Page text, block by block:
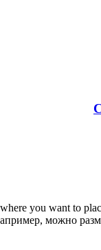
you want to
можно